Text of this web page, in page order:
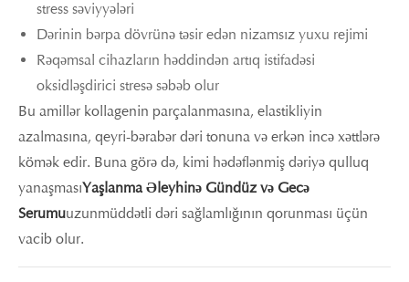
stress səviyyələri
Dərinin bərpa dövrünə təsir edən nizamsız yuxu rejimi
Rəqəmsal cihazların həddindən artıq istifadəsi
oksidləşdirici stresə səbəb olur
Bu amillər kollagenin parçalanmasına, elastikliyin
azalmasına, qeyri-bərabər dəri tonuna və erkən incə xəttlərə
kömək edir. Buna görə də, kimi hədəflənmiş dəriyə qulluq
yanaşmasıYaşlanma Əleyhinə Gündüz və Gecə
Serumuuzunmüddətli dəri sağlamlığının qorunması üçün
vacib olur.